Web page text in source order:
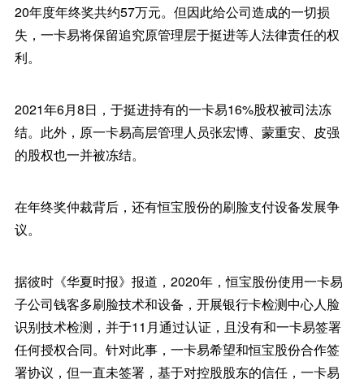
20年度年终奖共约57万元。但因此给公司造成的一切损
失，一卡易将保留追究原管理层于挺进等人法律责任的权
利。
2021年6月8日，于挺进持有的一卡易16%股权被司法冻
结。此外，原一卡易高层管理人员张宏博、蒙重安、皮强
的股权也一并被冻结。
在年终奖仲裁背后，还有恒宝股份的刷脸支付设备发展争
议。
据彼时《华夏时报》报道，2020年，恒宝股份使用一卡易
子公司钱客多刷脸技术和设备，开展银行卡检测中心人脸
识别技术检测，并于11月通过认证，且没有和一卡易签署
任何授权合同。针对此事，一卡易希望和恒宝股份合作签
署协议，但一直未签署，基于对控股股东的信任，一卡易